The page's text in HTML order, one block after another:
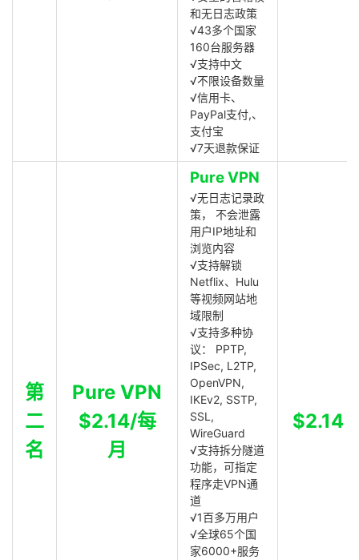
和无日志政策
√43多个国家
160台服务器
√支持中文
√不限设备数量
√信用卡、
PayPal支付,、
支付宝
√7天退款保证
第
二
名
Pure VPN
$2.14/每
月
Pure VPN
√无日志记录政
策， 不会泄露
用户IP地址和
浏览内容
√支持解锁
Netflix、Hulu
等视频网站地
域限制
√支持多种协
议： PPTP,
IPSec, L2TP,
OpenVPN,
IKEv2, SSTP,
SSL,
WireGuard
√支持拆分隧道
功能，可指定
程序走VPN通
道
√1百多万用户
√全球65个国
家6000+服务
$2.14